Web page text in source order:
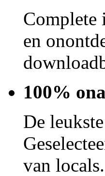
Complete
en
100%
De
van locals.